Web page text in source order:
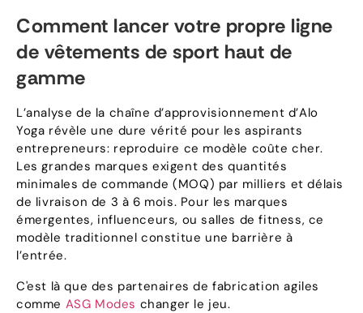
Comment lancer votre propre ligne
de vêtements de sport haut de
gamme
L’analyse de la chaîne d’approvisionnement d’Alo
Yoga révèle une dure vérité pour les aspirants
entrepreneurs: reproduire ce modèle coûte cher.
Les grandes marques exigent des quantités
minimales de commande (MOQ) par milliers et délais
de livraison de 3 à 6 mois. Pour les marques
émergentes, influenceurs, ou salles de fitness, ce
modèle traditionnel constitue une barrière à
l’entrée.
C'est là que des partenaires de fabrication agiles
comme ASG Modes changer le jeu.